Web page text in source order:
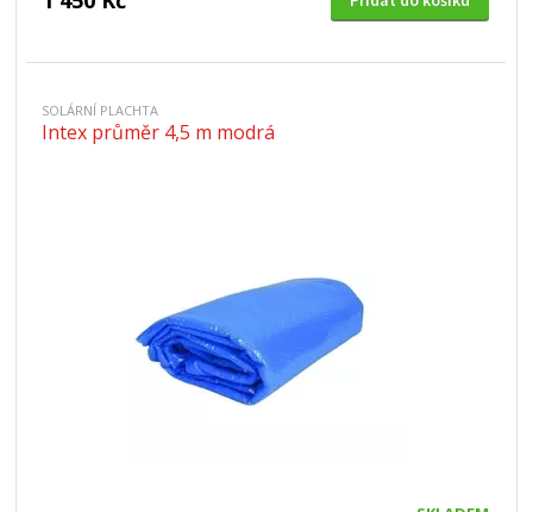
SOLÁRNÍ PLACHTA
Intex průměr 4,5 m modrá